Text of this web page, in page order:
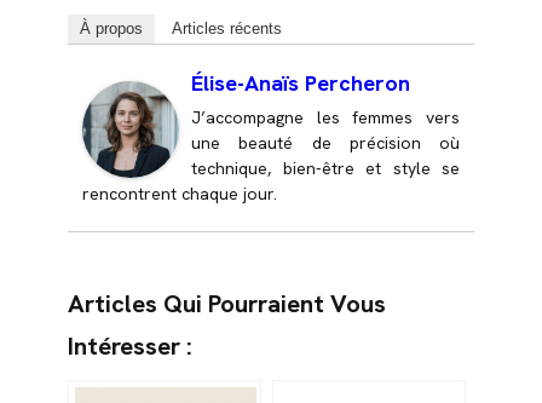
À propos Articles récents
Élise-Anaïs Percheron
J’accompagne les femmes vers
une beauté de précision où
technique, bien-être et style se
rencontrent chaque jour.
Articles Qui Pourraient Vous
Intéresser :